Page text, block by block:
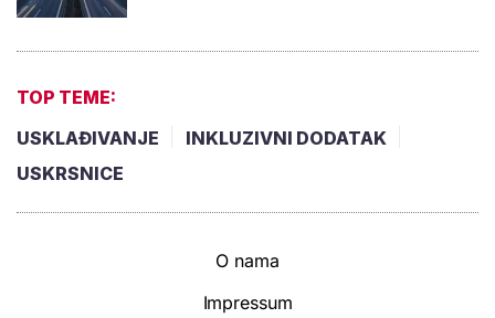
TOP TEME:
USKLAĐIVANJE
INKLUZIVNI DODATAK
USKRSNICE
O nama
Impressum